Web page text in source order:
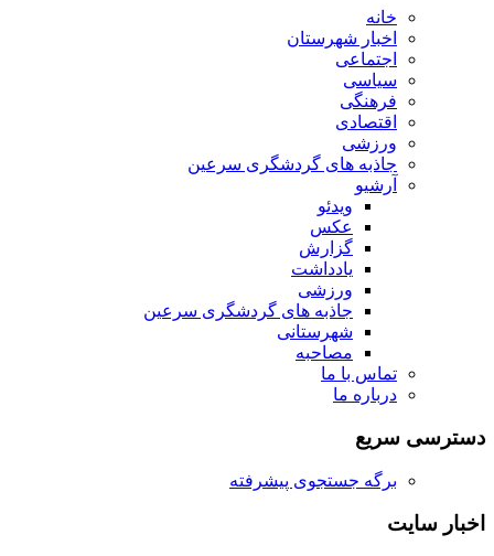
خانه
اخبار شهرستان
اجتماعی
سیاسی
فرهنگی
اقتصادی
ورزشی
جاذبه های گردشگری سرعین
آرشیو
ویدئو
عکس
گزارش
یادداشت
ورزشی
جاذبه های گردشگری سرعین
شهرستانی
مصاحبه
تماس با ما
درباره ما
دسترسی سریع
برگه جستجوی پیشرفته
اخبار سایت